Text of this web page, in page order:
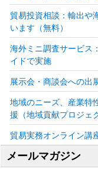
貿易投資相談：輸出や
います（無料）
海外ミニ調査サービス
イドで実施
展示会・商談会への出
地域のニーズ、産業特
援（地域貢献プロジェ
貿易実務オンライン講
メールマガジン